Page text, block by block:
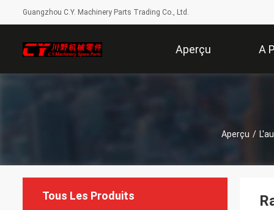
Guangzhou C.Y. Machinery Parts Trading Co., Ltd.
Aperçu A
Aperçu /
Tous Les Produits